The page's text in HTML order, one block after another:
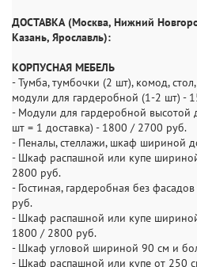
ДОСТАВКА (Москва, Нижний
Казань, Ярославль):
КОРПУСНАЯ МЕБЕЛЬ
- Тумба, тумбочки (2 шт), комод,
модули для гардеробной (1-2 шт) -
- Модули для гардеробной высотой
шт = 1 доставка) - 1800 / 2700 руб.
- Пеналы, стеллажи, шкаф шириной
- Шкаф распашной или купе
2800 руб.
- Гостиная, гардеробная без
руб.
- Шкаф распашной или купе
1800 / 2800 руб.
- Шкаф угловой шириной 90 см и
- Шкаф распашной или купе от 250